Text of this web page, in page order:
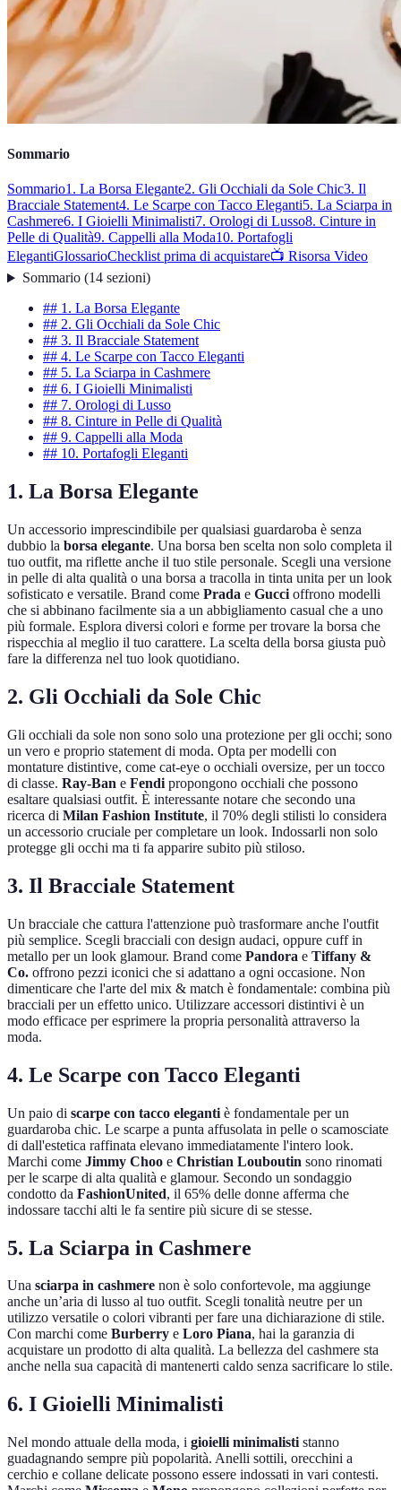
Sommario
Sommario1. La Borsa Elegante2. Gli Occhiali da Sole Chic3. Il
Bracciale Statement4. Le Scarpe con Tacco Eleganti5. La Sciarpa in
Cashmere6. I Gioielli Minimalisti7. Orologi di Lusso8. Cinture in
Pelle di Qualità9. Cappelli alla Moda10. Portafogli
ElegantiGlossarioChecklist prima di acquistare📺 Risorsa Video
Sommario(14 sezioni)
## 1. La Borsa Elegante
## 2. Gli Occhiali da Sole Chic
## 3. Il Bracciale Statement
## 4. Le Scarpe con Tacco Eleganti
## 5. La Sciarpa in Cashmere
## 6. I Gioielli Minimalisti
## 7. Orologi di Lusso
## 8. Cinture in Pelle di Qualità
## 9. Cappelli alla Moda
## 10. Portafogli Eleganti
1. La Borsa Elegante
Un accessorio imprescindibile per qualsiasi guardaroba è senza
dubbio la borsa elegante. Una borsa ben scelta non solo completa il
tuo outfit, ma riflette anche il tuo stile personale. Scegli una versione
in pelle di alta qualità o una borsa a tracolla in tinta unita per un look
sofisticato e versatile. Brand come Prada e Gucci offrono modelli
che si abbinano facilmente sia a un abbigliamento casual che a uno
più formale. Esplora diversi colori e forme per trovare la borsa che
rispecchia al meglio il tuo carattere. La scelta della borsa giusta può
fare la differenza nel tuo look quotidiano.
2. Gli Occhiali da Sole Chic
Gli occhiali da sole non sono solo una protezione per gli occhi; sono
un vero e proprio statement di moda. Opta per modelli con
montature distintive, come cat-eye o occhiali oversize, per un tocco
di classe. Ray-Ban e Fendi propongono occhiali che possono
esaltare qualsiasi outfit. È interessante notare che secondo una
ricerca di Milan Fashion Institute, il 70% degli stilisti lo considera
un accessorio cruciale per completare un look. Indossarli non solo
protegge gli occhi ma ti fa apparire subito più stiloso.
3. Il Bracciale Statement
Un bracciale che cattura l'attenzione può trasformare anche l'outfit
più semplice. Scegli bracciali con design audaci, oppure cuff in
metallo per un look glamour. Brand come Pandora e Tiffany &
Co. offrono pezzi iconici che si adattano a ogni occasione. Non
dimenticare che l'arte del mix & match è fondamentale: combina più
bracciali per un effetto unico. Utilizzare accessori distintivi è un
modo efficace per esprimere la propria personalità attraverso la
moda.
4. Le Scarpe con Tacco Eleganti
Un paio di scarpe con tacco eleganti è fondamentale per un
guardaroba chic. Le scarpe a punta affusolata in pelle o scamosciate
di dall'estetica raffinata elevano immediatamente l'intero look.
Marchi come Jimmy Choo e Christian Louboutin sono rinomati
per le scarpe di alta qualità e glamour. Secondo un sondaggio
condotto da FashionUnited, il 65% delle donne afferma che
indossare tacchi alti le fa sentire più sicure di se stesse.
5. La Sciarpa in Cashmere
Una sciarpa in cashmere non è solo confortevole, ma aggiunge
anche un’aria di lusso al tuo outfit. Scegli tonalità neutre per un
utilizzo versatile o colori vibranti per fare una dichiarazione di stile.
Con marchi come Burberry e Loro Piana, hai la garanzia di
acquistare un prodotto di alta qualità. La bellezza del cashmere sta
anche nella sua capacità di mantenerti caldo senza sacrificare lo stile.
6. I Gioielli Minimalisti
Nel mondo attuale della moda, i gioielli minimalisti stanno
guadagnando sempre più popolarità. Anelli sottili, orecchini a
cerchio e collane delicate possono essere indossati in vari contesti.